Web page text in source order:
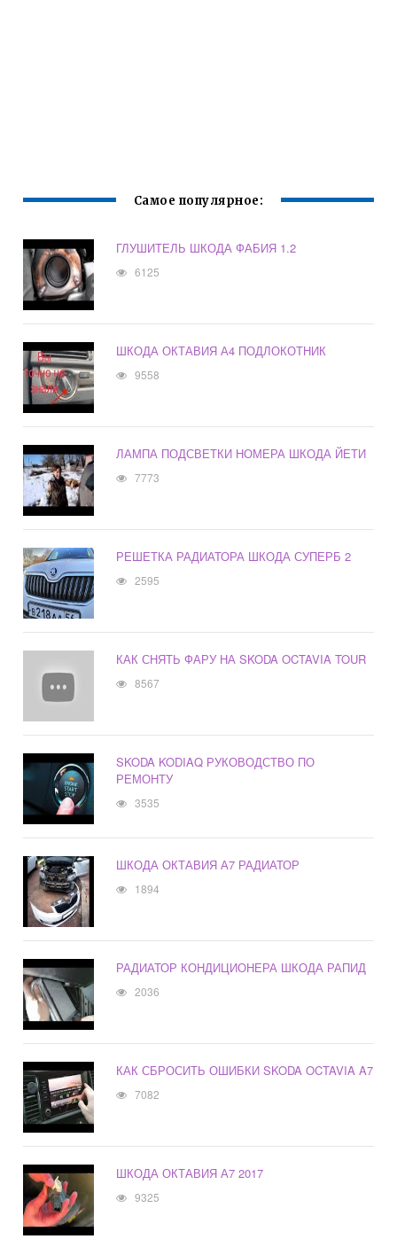
Самое популярное:
ГЛУШИТЕЛЬ ШКОДА ФАБИЯ 1.2
6125
ШКОДА ОКТАВИЯ А4 ПОДЛОКОТНИК
9558
ЛАМПА ПОДСВЕТКИ НОМЕРА ШКОДА ЙЕТИ
7773
РЕШЕТКА РАДИАТОРА ШКОДА СУПЕРБ 2
2595
КАК СНЯТЬ ФАРУ НА SKODA OCTAVIA TOUR
8567
SKODA KODIAQ РУКОВОДСТВО ПО
РЕМОНТУ
3535
ШКОДА ОКТАВИЯ А7 РАДИАТОР
1894
РАДИАТОР КОНДИЦИОНЕРА ШКОДА РАПИД
2036
КАК СБРОСИТЬ ОШИБКИ SKODA OCTAVIA A7
7082
ШКОДА ОКТАВИЯ А7 2017
9325